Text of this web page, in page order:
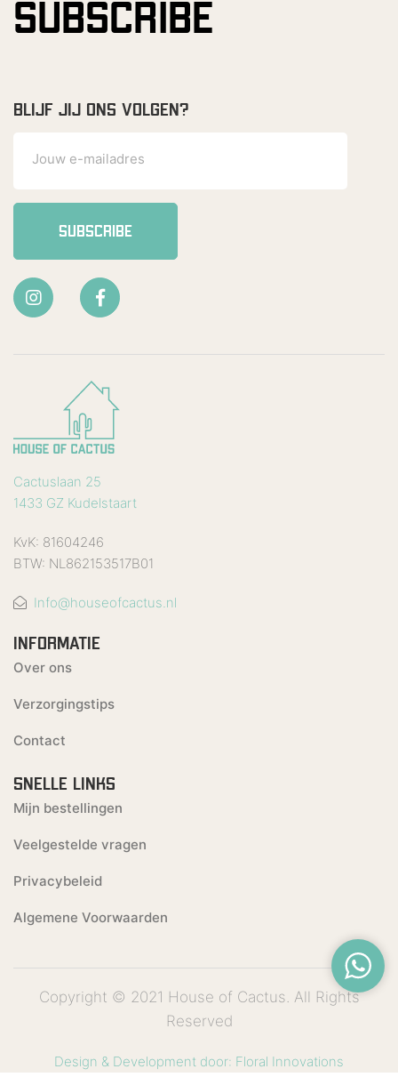
SUBSCRIBE
BLIJF JIJ ONS VOLGEN?
SUBSCRIBE
Cactuslaan 25
1433 GZ Kudelstaart
KvK: 81604246
BTW: NL862153517B01
Info@houseofcactus.nl
INFORMATIE
Over ons
Verzorgingstips
Contact
SNELLE LINKS
Mijn bestellingen
Veelgestelde vragen
Privacybeleid
Algemene Voorwaarden
Copyright © 2021 House of Cactus. All Rights
Reserved
Design & Development door: Floral Innovations